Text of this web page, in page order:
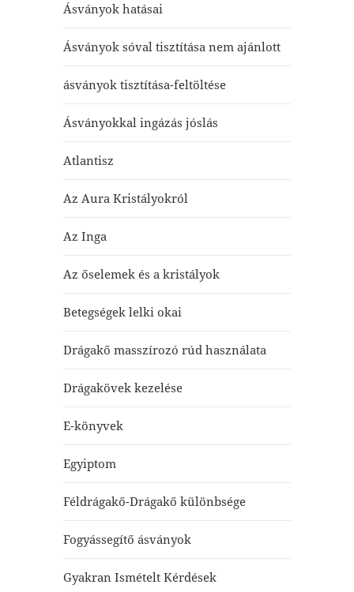
Ásványok hatásai
Ásványok sóval tisztítása nem ajánlott
ásványok tisztítása-feltöltése
Ásványokkal ingázás jóslás
Atlantisz
Az Aura Kristályokról
Az Inga
Az őselemek és a kristályok
Betegségek lelki okai
Drágakő masszírozó rúd használata
Drágakövek kezelése
E-könyvek
Egyiptom
Féldrágakő-Drágakő különbsége
Fogyássegítő ásványok
Gyakran Ismételt Kérdések